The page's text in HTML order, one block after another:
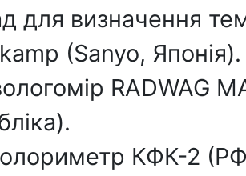
для визначення
(Sanyo, Японія).
RADWAG
КФК-2